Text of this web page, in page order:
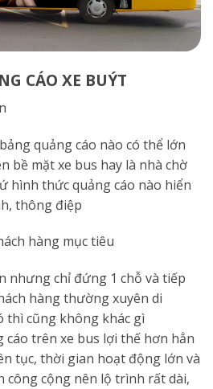
CÁO XE BUÝT
quảng cáo nào có thể lớn
bề mặt xe bus hay là nhà chờ
hình thức quảng cáo nào hiển
thông điệp
hàng mục tiêu
nhưng chỉ đứng 1 chỗ và tiếp
hàng thường xuyên di
thì cũng không khác gì
cáo trên xe bus lợi thế hơn hẳn
tục, thời gian hoạt động lớn và
công cộng nên lộ trình rất dài,